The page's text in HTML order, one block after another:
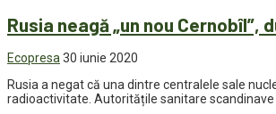
Rusia neagă „un nou
Ecopresa 30 iunie 2020
Rusia a negat că una dintre centralele sale
radioactivitate. Autoritățile sanitare scandinave